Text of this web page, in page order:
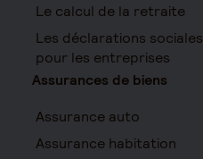
Le calcul de la retraite
Les déclarations sociales
pour les entreprises
Assurances de biens
Assurance auto
Assurance habitation